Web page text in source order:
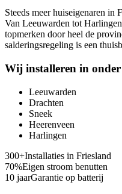
Steeds meer huiseigenaren in
Van Leeuwarden tot
topmerken door heel de
salderingsregeling is een
Wij installeren in onder
Leeuwarden
Drachten
Sneek
Heerenveen
Harlingen
300+Installaties in Friesland
70%Eigen stroom benutten
10 jaarGarantie op batterij